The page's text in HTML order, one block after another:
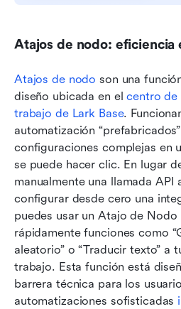
Atajos de nodo: eficiencia
Atajos de nodo son una
diseño ubicada en el centro de
trabajo de Lark Base.
automatización
configuraciones complejas en
se puede hacer clic. En lugar
manualmente una llamada
configurar desde cero una
puedes usar un Atajo de Nodo
rápidamente funciones como
aleatorio” o “Traducir texto” a
trabajo. Esta función está
barrera técnica para los
automatizaciones sofisticadas